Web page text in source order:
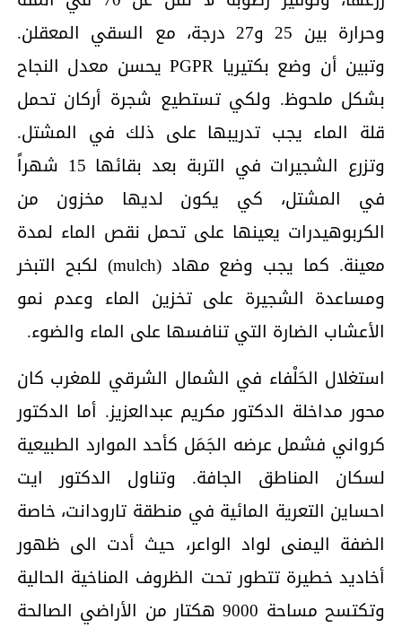
وحرارة بين 25 و27 درجة، مع السقي المعقلن.
وتبين أن وضع بكتيريا PGPR يحسن معدل النجاح
بشكل ملحوظ. ولكي تستطيع شجرة أركان تحمل
قلة الماء يجب تدريبها على ذلك في المشتل.
وتزرع الشجيرات في التربة بعد بقائها 15 شهراً
في المشتل، كي يكون لديها مخزون من
الكربوهيدرات يعينها على تحمل نقص الماء لمدة
معينة. كما يجب وضع مهاد (mulch) لكبح التبخر
ومساعدة الشجيرة على تخزين الماء وعدم نمو
الأعشاب الضارة التي تنافسها على الماء والضوء.
استغلال الحَلْفاء في الشمال الشرقي للمغرب كان
محور مداخلة الدكتور مكريم عبدالعزيز. أما الدكتور
كرواني فشمل عرضه الجَمَل كأحد الموارد الطبيعية
لسكان المناطق الجافة. وتناول الدكتور ايت
احساين التعرية المائية في منطقة تارودانت، خاصة
الضفة اليمنى لواد الواعر، حيث أدت الى ظهور
أخاديد خطيرة تتطور تحت الظروف المناخية الحالية
وتكتسح مساحة 9000 هكتار من الأراضي الصالحة